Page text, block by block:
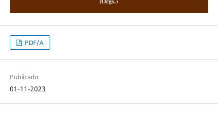
PDF/A
Publicado
01-11-2023